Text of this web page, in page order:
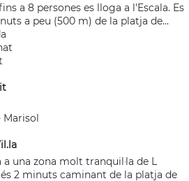
a 8 persones es lloga a l'Escala. Es
a peu (500 m) de la platja de...
una zona molt tranquil·la de L
2 minuts caminant de la platja de